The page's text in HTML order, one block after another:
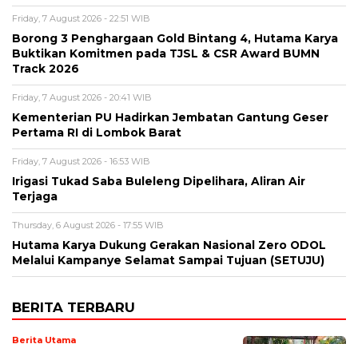
Friday, 7 August 2026 - 22:51 WIB
Borong 3 Penghargaan Gold Bintang 4, Hutama Karya
Buktikan Komitmen pada TJSL & CSR Award BUMN
Track 2026
Friday, 7 August 2026 - 20:41 WIB
Kementerian PU Hadirkan Jembatan Gantung Geser
Pertama RI di Lombok Barat
Friday, 7 August 2026 - 16:53 WIB
Irigasi Tukad Saba Buleleng Dipelihara, Aliran Air
Terjaga
Thursday, 6 August 2026 - 17:55 WIB
Hutama Karya Dukung Gerakan Nasional Zero ODOL
Melalui Kampanye Selamat Sampai Tujuan (SETUJU)
BERITA TERBARU
Berita Utama